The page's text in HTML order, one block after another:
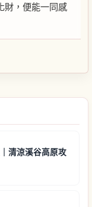
財，便能一同感
清涼溪谷高原攻